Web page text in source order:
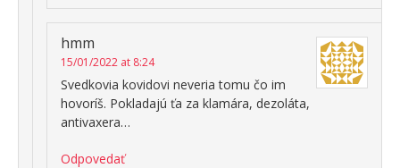
hmm
15/01/2022 at 8:24
Svedkovia kovidovi neveria tomu čo im
hovoríš. Pokladajú ťa za klamára, dezoláta,
antivaxera…
Odpovedať